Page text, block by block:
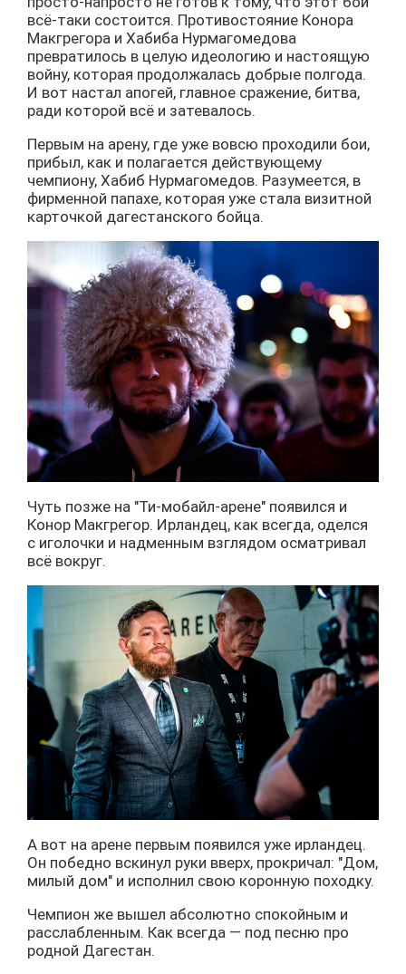
всё-таки состоится. Противостояние Конора
Макгрегора и Хабиба Нурмагомедова
превратилось в целую идеологию и настоящую
войну, которая продолжалась добрые полгода.
И вот настал апогей, главное сражение, битва,
ради которой всё и затевалось.
Первым на арену, где уже вовсю проходили бои,
прибыл, как и полагается действующему
чемпиону, Хабиб Нурмагомедов. Разумеется, в
фирменной папахе, которая уже стала визитной
карточкой дагестанского бойца.
Чуть позже на "Ти-мобайл-арене" появился и
Конор Макгрегор. Ирландец, как всегда, оделся
с иголочки и надменным взглядом осматривал
всё вокруг.
А вот на арене первым появился уже ирландец.
Он победно вскинул руки вверх, прокричал: "Дом,
милый дом" и исполнил свою коронную походку.
Чемпион же вышел абсолютно спокойным и
расслабленным. Как всегда — под песню про
родной Дагестан.